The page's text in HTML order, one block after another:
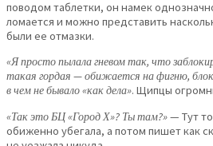
поводом таблетки, он намек
ломается и можно представить
были ее отмазки.
«Я просто пылала гневом так, что
такая гордая — обижается на фигню,
в чем не бывало «как дела». Щипцы
«Так это БЦ «Город Х»? Ты там?»— Тут
обиженно убегала, а потом пишет как